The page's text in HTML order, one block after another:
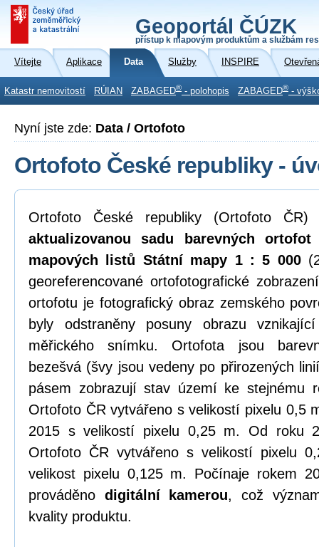
Geoportál ČÚZK
přístup k mapovým produktům a službám
Vítejte Aplikace Data Služby INSPIRE
Katastr nemovitostí RÚIAN ZABAGED® - polohopis ZABAGED® -
Nyní jste zde: Data / Ortofoto
Ortofoto České republiky -
Ortofoto České republiky (Ortofoto
aktualizovanou sadu barevných
mapových listů Státní mapy 1 : 5 000(2
georeferencované ortofotografické
ortofotu je fotografický obraz zemského
byly odstraněny posuny obrazu
měřického snímku. Ortofota jsou
bezešvá (švy jsou vedeny po přirozených
pásem zobrazují stav území ke stejnému
Ortofoto ČR vytvářeno s velikostí pixelu 0,5
2015 s velikostí pixelu 0,25 m. Od roku
Ortofoto ČR vytvářeno s velikostí pixelu
velikost pixelu 0,125 m. Počínaje rokem
prováděno digitální kamerou, což
kvality produktu.